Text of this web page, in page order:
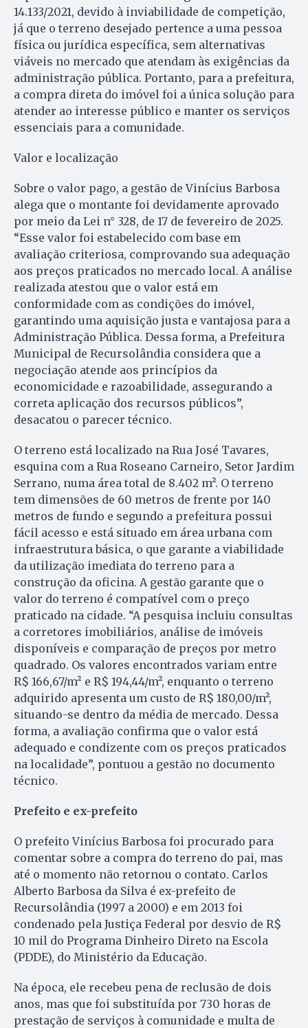
14.133/2021, devido à inviabilidade de competição,
já que o terreno desejado pertence a uma pessoa
física ou jurídica específica, sem alternativas
viáveis no mercado que atendam às exigências da
administração pública. Portanto, para a prefeitura,
a compra direta do imóvel foi a única solução para
atender ao interesse público e manter os serviços
essenciais para a comunidade.
Valor e localização
Sobre o valor pago, a gestão de Vinícius Barbosa
alega que o montante foi devidamente aprovado
por meio da Lei n° 328, de 17 de fevereiro de 2025.
“Esse valor foi estabelecido com base em
avaliação criteriosa, comprovando sua adequação
aos preços praticados no mercado local. A análise
realizada atestou que o valor está em
conformidade com as condições do imóvel,
garantindo uma aquisição justa e vantajosa para a
Administração Pública. Dessa forma, a Prefeitura
Municipal de Recursolândia considera que a
negociação atende aos princípios da
economicidade e razoabilidade, assegurando a
correta aplicação dos recursos públicos”,
desacatou o parecer técnico.
O terreno está localizado na Rua José Tavares,
esquina com a Rua Roseano Carneiro, Setor Jardim
Serrano, numa área total de 8.402 m². O terreno
tem dimensões de 60 metros de frente por 140
metros de fundo e segundo a prefeitura possui
fácil acesso e está situado em área urbana com
infraestrutura básica, o que garante a viabilidade
da utilização imediata do terreno para a
construção da oficina. A gestão garante que o
valor do terreno é compatível com o preço
praticado na cidade. “A pesquisa incluiu consultas
a corretores imobiliários, análise de imóveis
disponíveis e comparação de preços por metro
quadrado. Os valores encontrados variam entre
R$ 166,67/m² e R$ 194,44/m², enquanto o terreno
adquirido apresenta um custo de R$ 180,00/m²,
situando-se dentro da média de mercado. Dessa
forma, a avaliação confirma que o valor está
adequado e condizente com os preços praticados
na localidade”, pontuou a gestão no documento
técnico.
Prefeito e ex-prefeito
O prefeito Vinícius Barbosa foi procurado para
comentar sobre a compra do terreno do pai, mas
até o momento não retornou o contato. Carlos
Alberto Barbosa da Silva é ex-prefeito de
Recursolândia (1997 a 2000) e em 2013 foi
condenado pela Justiça Federal por desvio de R$
10 mil do Programa Dinheiro Direto na Escola
(PDDE), do Ministério da Educação.
Na época, ele recebeu pena de reclusão de dois
anos, mas que foi substituída por 730 horas de
prestação de serviços à comunidade e multa de